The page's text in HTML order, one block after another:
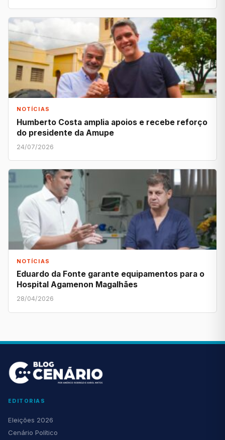
NOTÍCIAS
Humberto Costa amplia apoios e recebe reforço
do presidente da Amupe
24/07/2026
NOTÍCIAS
Eduardo da Fonte garante equipamentos para o
Hospital Agamenon Magalhães
28/04/2026
EDITORIAS
Eleições 2026
Cenário Político